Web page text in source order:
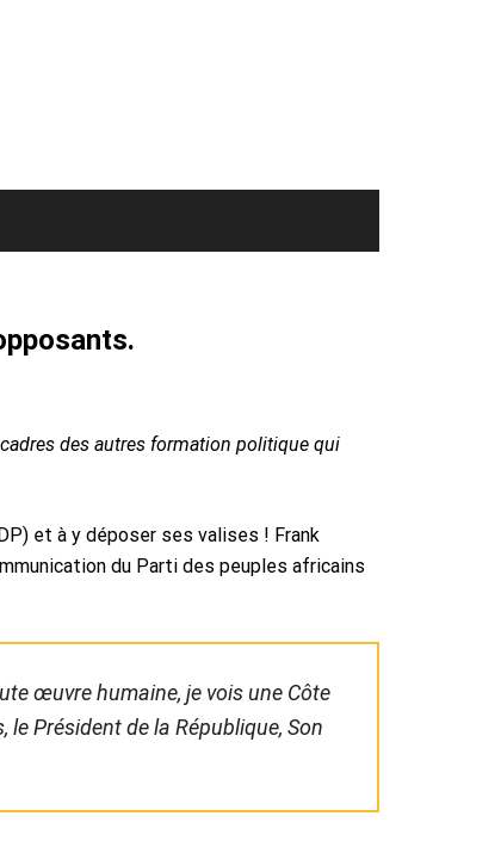
des autres formation politique qui
et à y déposer ses valises ! Frank
du Parti des peuples africains
œuvre humaine, je vois une Côte
Président de la République, Son